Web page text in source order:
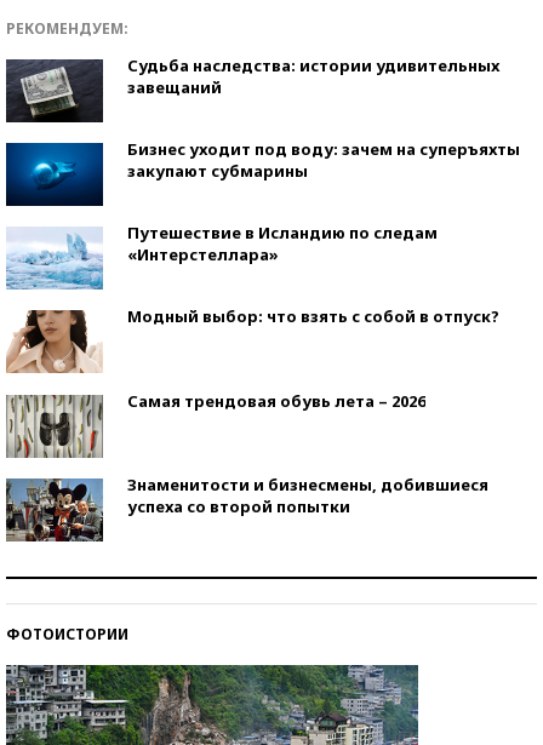
РЕКОМЕНДУЕМ:
Судьба наследства: истории удивительных
завещаний
Бизнес уходит под воду: зачем на суперъяхты
закупают субмарины
Путешествие в Исландию по следам
«Интерстеллара»
Модный выбор: что взять с собой в отпуск?
Самая трендовая обувь лета – 2026
Знаменитости и бизнесмены, добившиеся
успеха со второй попытки
ФОТОИСТОРИИ